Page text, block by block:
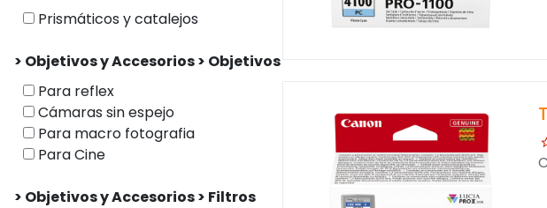
Prismáticos y catalejos
> Objetivos y Accesorios > Objetivos
Para reflex
Cámaras sin espejo
Para macro fotografia
Para Cine
> Objetivos y Accesorios > Filtros